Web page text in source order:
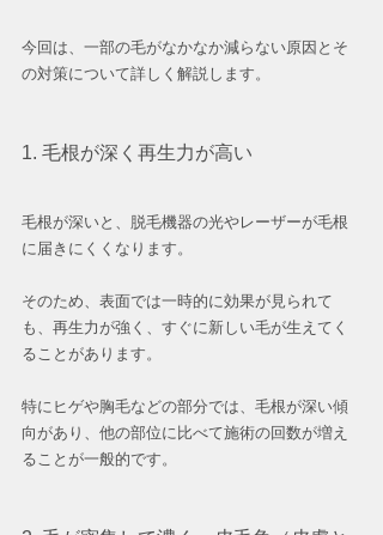
今回は、一部の毛がなかなか減らない原因とそ
の対策について詳しく解説します。
1. 毛根が深く再生力が高い
毛根が深いと、脱毛機器の光やレーザーが毛根
に届きにくくなります。
そのため、表面では一時的に効果が見られて
も、再生力が強く、すぐに新しい毛が生えてく
ることがあります。
特にヒゲや胸毛などの部分では、毛根が深い傾
向があり、他の部位に比べて施術の回数が増え
ることが一般的です。